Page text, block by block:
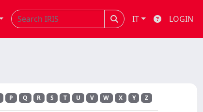
IT LOGIN
P Q R S T U V W X Y Z